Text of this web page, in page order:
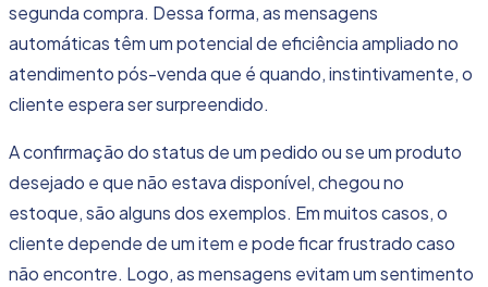
segunda compra. Dessa forma, as mensagens
automáticas têm um potencial de eficiência ampliado no
atendimento pós-vendaque é quando, instintivamente, o
cliente espera ser surpreendido.
A confirmação do status de um pedido ou se um produto
desejado e que não estava disponível, chegou no
estoque, são alguns dos exemplos. Em muitos casos, o
cliente depende de um item e pode ficar frustrado caso
não encontre. Logo, as mensagens evitam um sentimento